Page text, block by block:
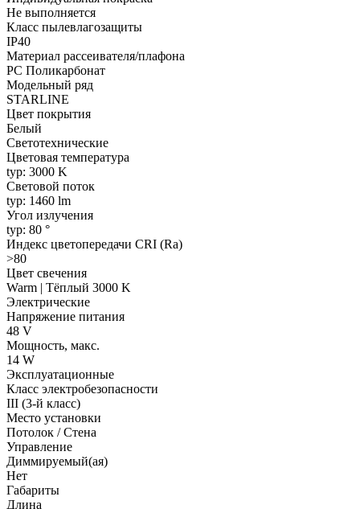
Не выполняется
Класс пылевлагозащиты
IP40
Материал рассеивателя/плафона
PC Поликарбонат
Модельный ряд
STARLINE
Цвет покрытия
Белый
Светотехнические
Цветовая температура
typ: 3000 K
Световой поток
typ: 1460 lm
Угол излучения
typ: 80 °
Индекс цветопередачи CRI (Ra)
>80
Цвет свечения
Warm | Тёплый 3000 K
Электрические
Напряжение питания
48 V
Мощность, макс.
14 W
Эксплуатационные
Класс электробезопасности
III (3-й класс)
Место установки
Потолок / Cтена
Управление
Диммируемый(ая)
Нет
Габариты
Длина